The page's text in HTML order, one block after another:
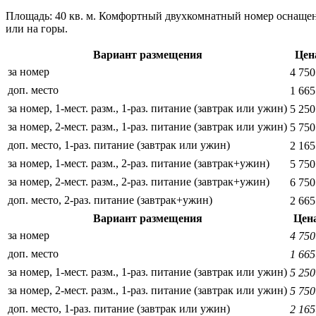
Площадь: 40 кв. м. Комфортный двухкомнатный номер
или на горы.
Вариант размещения
за номер
4
доп. место
1
за номер, 1-мест. разм., 1-раз. питание (завтрак или ужин) 5
за номер, 2-мест. разм., 1-раз. питание (завтрак или ужин) 5
доп. место, 1-раз. питание (завтрак или ужин)
2
за номер, 1-мест. разм., 2-раз. питание (завтрак+ужин)
5
за номер, 2-мест. разм., 2-раз. питание (завтрак+ужин)
6
доп. место, 2-раз. питание (завтрак+ужин)
2
Вариант размещения
за номер
4
доп. место
1
за номер, 1-мест. разм., 1-раз. питание (завтрак или ужин) 5
за номер, 2-мест. разм., 1-раз. питание (завтрак или ужин) 5
доп. место, 1-раз. питание (завтрак или ужин)
2